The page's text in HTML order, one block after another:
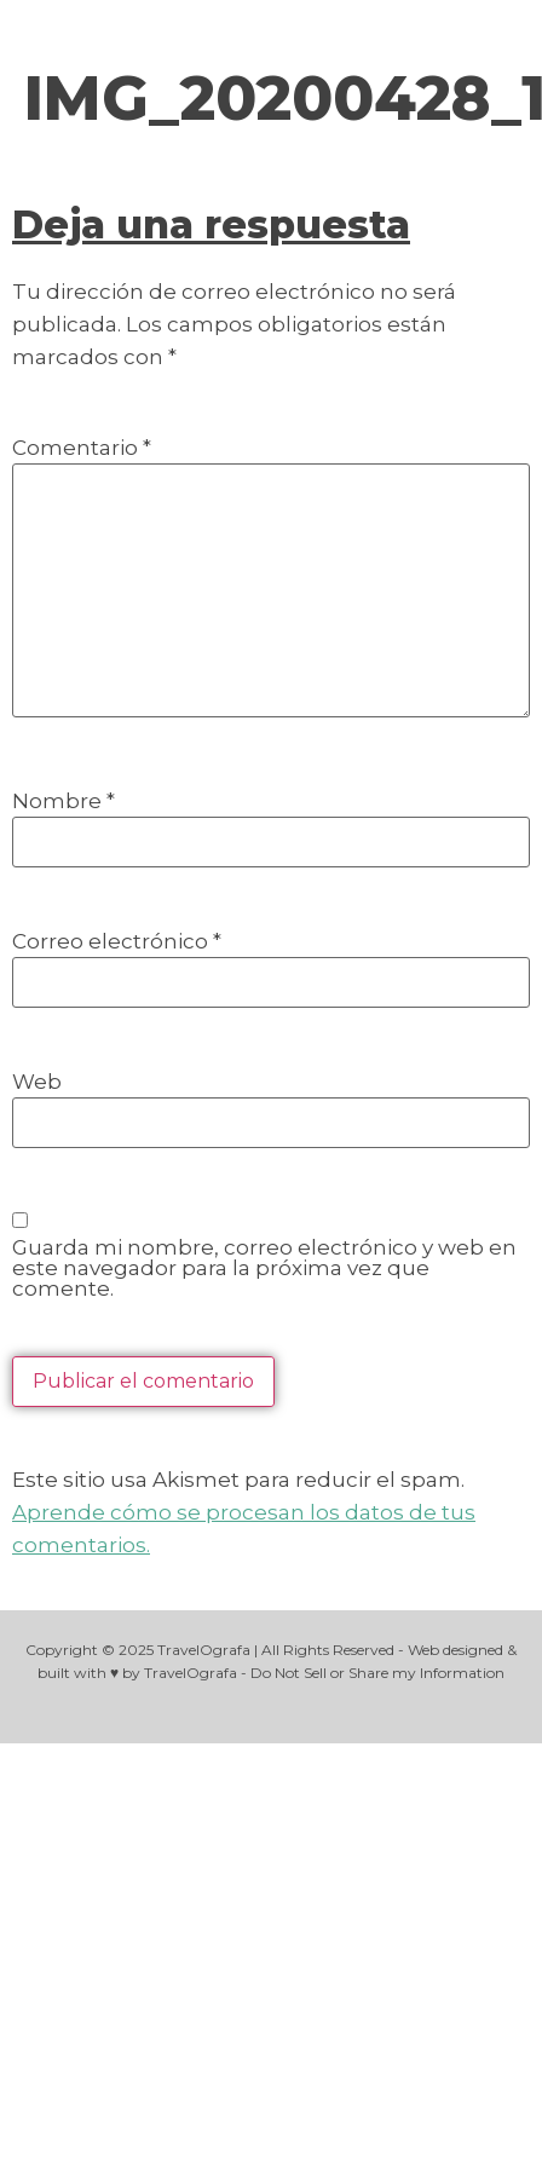
Deja una respuesta
Tu dirección de correo electrónico no será
publicada. Los campos obligatorios están
marcados con *
Comentario *
Nombre *
Correo electrónico *
Web
Guarda mi nombre, correo electrónico y web en
este navegador para la próxima vez que
comente.
Este sitio usa Akismet para reducir el spam.
Aprende cómo se procesan los datos de tus
comentarios.
Copyright © 2025 TravelOgrafa | All Rights Reserved - Web designed &
built with ♥ by TravelOgrafa - Do Not Sell or Share my Information